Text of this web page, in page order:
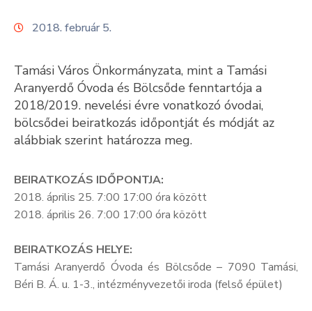
Közérdekű
Fejlesztések
Média
Kultúra
Keresés
2018. február 5.
Tamási Város Önkormányzata, mint a Tamási
Aranyerdő Óvoda és Bölcsőde fenntartója a
2018/2019. nevelési évre vonatkozó óvodai,
bölcsődei beiratkozás időpontját és módját az
alábbiak szerint határozza meg.
BEIRATKOZÁS IDŐPONTJA:
2018. április 25. 7:00 17:00 óra között
2018. április 26. 7:00 17:00 óra között
BEIRATKOZÁS HELYE:
Tamási Aranyerdő Óvoda és Bölcsőde – 7090 Tamási,
Béri B. Á. u. 1-3., intézményvezetői iroda (felső épület)